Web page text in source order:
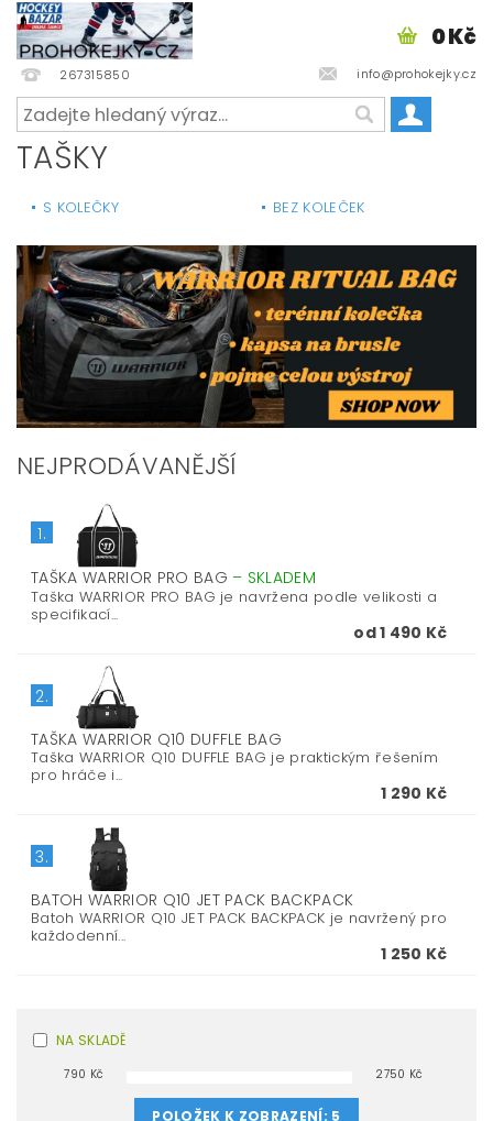
267315850 info@prohokejky.cz
0 Kč
TAŠKY
S KOLEČKY BEZ KOLEČEK
NEJPRODÁVANĚJŠÍ
1.
TAŠKA WARRIOR PRO BAG – SKLADEM
Taška WARRIOR PRO BAG je navržena podle velikosti a
specifikací...
od 1 490 Kč
2.
TAŠKA WARRIOR Q10 DUFFLE BAG
Taška WARRIOR Q10 DUFFLE BAG je praktickým řešením
pro hráče i...
1 290 Kč
3.
BATOH WARRIOR Q10 JET PACK BACKPACK
Batoh WARRIOR Q10 JET PACK BACKPACK je navržený pro
každodenní...
1 250 Kč
NA SKLADĚ
790 Kč 2750 Kč
POLOŽEK K ZOBRAZENÍ: 5